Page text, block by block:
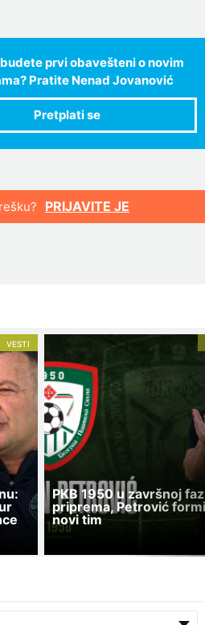
prvi obavešteni o novim
Pratite Nenad Jovanović
PRIJAVITE JE
VESTI
PKB 1950 u završnoj
priprema, Petrović
novi tim